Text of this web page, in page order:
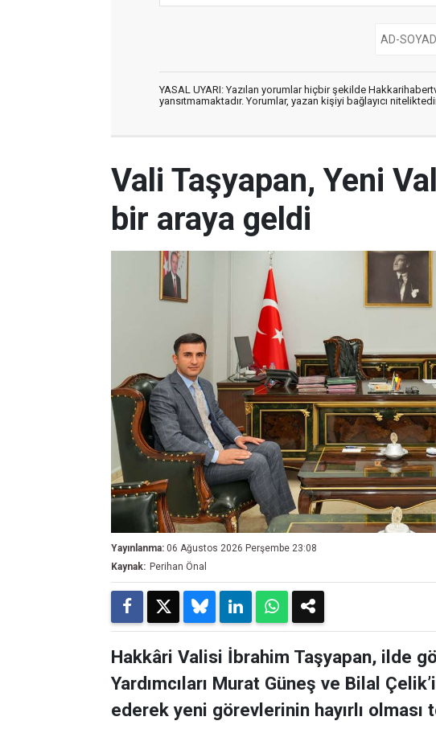
YASAL UYARI: Yazılan yorumlar hiçbir şekilde
yansıtmamaktadır. Yorumlar, yazan kişiyi bağlayıcı
Vali Taşyapan, Yeni
bir araya geldi
Yayınlanma: 06 Ağustos 2026 Perşembe 23:08
Kaynak: Perihan Önal
Hakkâri Valisi İbrahim Taşyapan, ilde
Yardımcıları Murat Güneş ve Bilal
ederek yeni görevlerinin hayırlı